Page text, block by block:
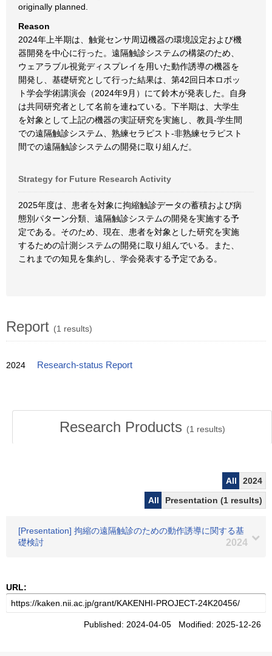
originally planned.
Reason
2024年上半期は、触覚センサ周辺機器の環境設定および機
器開発を中心に行った。遠隔触診システムの構築のため、
ウェアラブル視覚ディスプレイを用いた動作誘導の機器を
開発し、基礎研究として行った結果は、第42回日本ロボッ
ト学会学術講演会（2024年9月）にて鈴木が発表した。自身
は共同研究者として名前を連ねている。下半期は、大学生
を対象として上記の機器の実証研究を実施し、教員-学生間
での遠隔触診システム、熟練セラピスト-非熟練セラピスト
間での遠隔触診システムの開発に取り組んだ。
Strategy for Future Research Activity
2025年度は、患者を対象に拘縮触診データの蓄積および病
態別パターン分類、遠隔触診システムの開発を実施する予
定である。そのため、現在、患者を対象とした研究を実施
するための計測システムの開発に取り組んでいる。また、
これまでの知見を集約し、学会発表する予定である。
Report (1 results)
2024 Research-status Report
Research Products (1 results)
All
2024
All
Presentation (1 results)
[Presentation] 拘縮の遠隔触診のための動作誘導に関する基
礎検討
2024
URL:
Published: 2024-04-05 Modified: 2025-12-26